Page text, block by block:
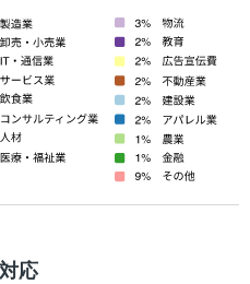
応